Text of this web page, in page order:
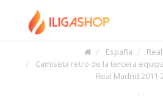
España
Camiseta retro de la tercera
Real Madrid 2011-